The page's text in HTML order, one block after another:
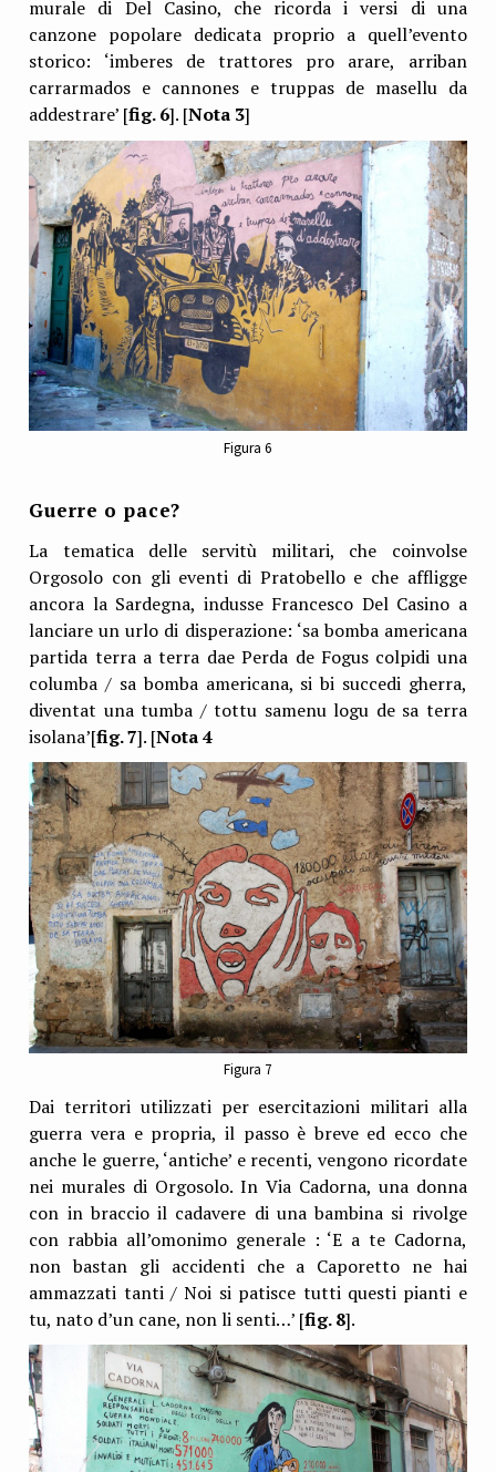
murale di Del Casino, che ricorda i versi di una
canzone popolare dedicata proprio a quell’evento
storico: ‘imberes de trattores pro arare, arriban
carrarmados e cannones e truppas de masellu da
addestrare’ [fig. 6]. [Nota 3]
Figura 6
Guerre o pace?
La tematica delle servitù militari, che coinvolse
Orgosolo con gli eventi di Pratobello e che affligge
ancora la Sardegna, indusse Francesco Del Casino a
lanciare un urlo di disperazione: ‘sa bomba americana
partida terra a terra dae Perda de Fogus colpidi una
columba / sa bomba americana, si bi succedi gherra,
diventat una tumba / tottu samenu logu de sa terra
isolana’[fig. 7]. [Nota 4
Figura 7
Dai territori utilizzati per esercitazioni militari alla
guerra vera e propria, il passo è breve ed ecco che
anche le guerre, ‘antiche’ e recenti, vengono ricordate
nei murales di Orgosolo. In Via Cadorna, una donna
con in braccio il cadavere di una bambina si rivolge
con rabbia all’omonimo generale : ‘E a te Cadorna,
non bastan gli accidenti che a Caporetto ne hai
ammazzati tanti / Noi si patisce tutti questi pianti e
tu, nato d’un cane, non li senti…’ [fig. 8].